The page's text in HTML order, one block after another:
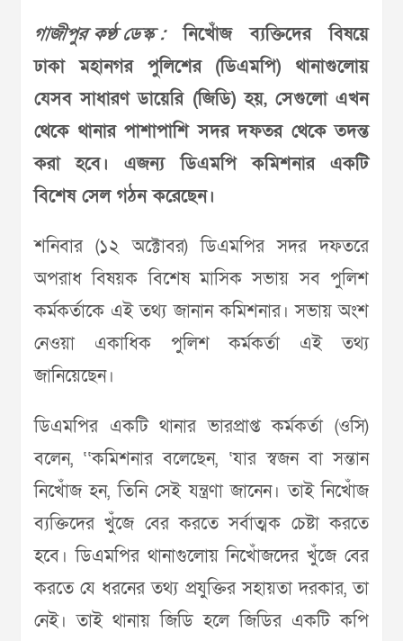
গাজীপুর কণ্ঠ ডেস্ক :নিখোঁজ ব্যক্তিদের বিষয়ে
ঢাকা মহানগর পুলিশের (ডিএমপি) থানাগুলোয়
যেসব সাধারণ ডায়েরি (জিডি) হয়, সেগুলো এখন
থেকে থানার পাশাপাশি সদর দফতর থেকে তদন্ত
করা হবে। এজন্য ডিএমপি কমিশনার একটি
বিশেষ সেল গঠন করেছেন।
শনিবার (১২ অক্টোবর) ডিএমপির সদর দফতরে
অপরাধ বিষয়ক বিশেষ মাসিক সভায় সব পুলিশ
কর্মকর্তাকে এই তথ্য জানান কমিশনার। সভায় অংশ
নেওয়া একাধিক পুলিশ কর্মকর্তা এই তথ্য
জানিয়েছেন।
ডিএমপির একটি থানার ভারপ্রাপ্ত কর্মকর্তা (ওসি)
বলেন, ‘‘কমিশনার বলেছেন, ‘যার স্বজন বা সন্তান
নিখোঁজ হন, তিনি সেই যন্ত্রণা জানেন। তাই নিখোঁজ
ব্যক্তিদের খুঁজে বের করতে সর্বাত্মক চেষ্টা করতে
হবে। ডিএমপির থানাগুলোয় নিখোঁজদের খুঁজে বের
করতে যে ধরনের তথ্য প্রযুক্তির সহায়তা দরকার, তা
নেই। তাই থানায় জিডি হলে জিডির একটি কপি